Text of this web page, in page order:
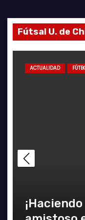
Fútsal U. de
ACTUALIDAD